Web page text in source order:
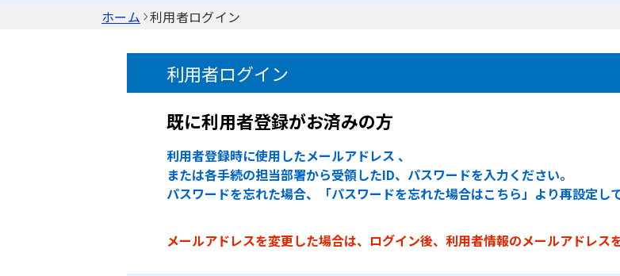
ホーム 利用者ログイン
利用者ログイン
既に利用者登録がお済みの方
利用者登録時に使用したメールアドレス 、
または各手続の担当部署から受領したID、パスワードを入力ください。
パスワードを忘れた場合、「パスワードを忘れた場合はこちら」より再設定し
メールアドレスを変更した場合は、ログイン後、利用者情報のメールアドレス